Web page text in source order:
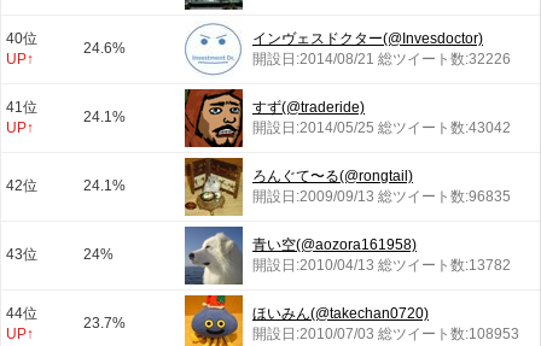
40位
UP↑
24.6%
インヴェスドクター(@Invesdoctor)
開設日:2014/08/21 総ツイート数:32226
41位
UP↑
24.1%
すず(@traderide)
開設日:2014/05/25 総ツイート数:43042
42位 24.1%
ろんぐて〜る(@rongtail)
開設日:2009/09/13 総ツイート数:96835
43位 24%
青い空(@aozora161958)
開設日:2010/04/13 総ツイート数:13782
44位
UP↑
23.7%
ほいみん(@takechan0720)
開設日:2010/07/03 総ツイート数:108953